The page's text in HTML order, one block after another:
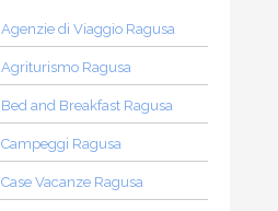
Agenzie di Viaggio Ragusa
Agriturismo Ragusa
Bed and Breakfast Ragusa
Campeggi Ragusa
Case Vacanze Ragusa